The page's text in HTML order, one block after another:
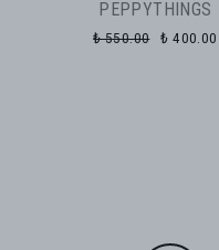
PEPPYTHINGS
₺ 550.00 ₺ 400.00